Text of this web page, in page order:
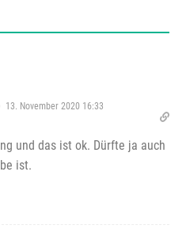
13. November 2020 16:33
und das ist ok. Dürfte ja auch
ist.